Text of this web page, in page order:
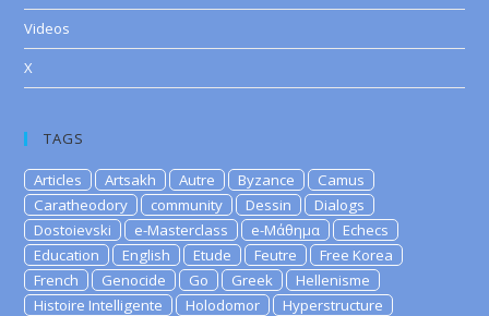
Videos
X
TAGS
Articles Artsakh Autre Byzance
Camus
Caratheodory
community Dessin
Dialogs
Dostoievski
e-Masterclass e-Μάθημα
Echecs
Education
English Etude Feutre
Free Korea
French
Genocide Go Greek
Hellenisme
Histoire Intelligente
Holodomor
Hyperstructure